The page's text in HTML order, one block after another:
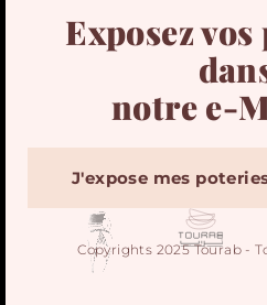
Exposez
notre e-
J'expose mes
Copyrights 2025 Tourab -